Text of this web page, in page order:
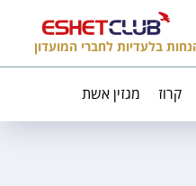
בלעדיות לחברי המועדון
קרוז מגזין אשת